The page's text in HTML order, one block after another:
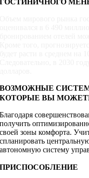
ГОСТИНИЧНОГО
ВОЗМОЖНЫЕ
КОТОРЫЕ ВЫ
Благодаря
получить
своей зоны комфорта.
спланировать
автономную систему
ПРИСПОСОБЛЕНИЕ